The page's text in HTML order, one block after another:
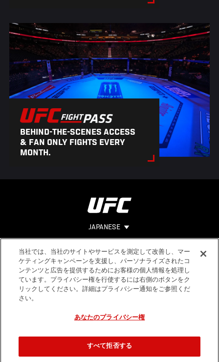
BEHIND-THE-SCENES ACCESS
& FAN ONLY FIGHTS EVERY
MONTH.
JAPANESE
Footer ヘルプ
法的事項
利用規約
個人情報保
当社では、当社のサイトやサービスを測定して改善し、マー
ケティングキャンペーンを支援し、パーソナライズされたコ
ンテンツと広告を提供するためにお客様の個人情報を処理し
ています。プライバシー権を行使するには右側のボタンをク
リックしてください。詳細はプライバシー通知をご参照くだ
さい。
あなたのプライバシー権
すべて拒否する